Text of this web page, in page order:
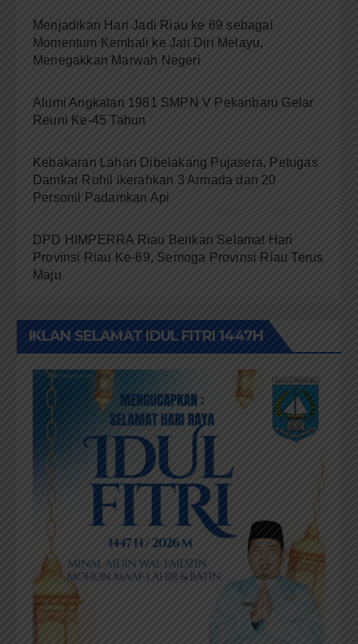
Menjadikan Hari Jadi Riau ke 69 sebagai
Momentum Kembali ke Jati Diri Melayu,
Menegakkan Marwah Negeri
Alumi Angkatan 1981 SMPN V Pekanbaru Gelar
Reuni Ke-45 Tahun
Kebakaran Lahan Dibelakang Pujasera, Petugas
Damkar Rohil ikerahkan 3 Armada dan 20
Personil Padamkan Api
DPD HIMPERRA Riau Berikan Selamat Hari
Provinsi Riau Ke-69, Semoga Provinsi Riau Terus
Maju
IKLAN SELAMAT IDUL FITRI 1447H